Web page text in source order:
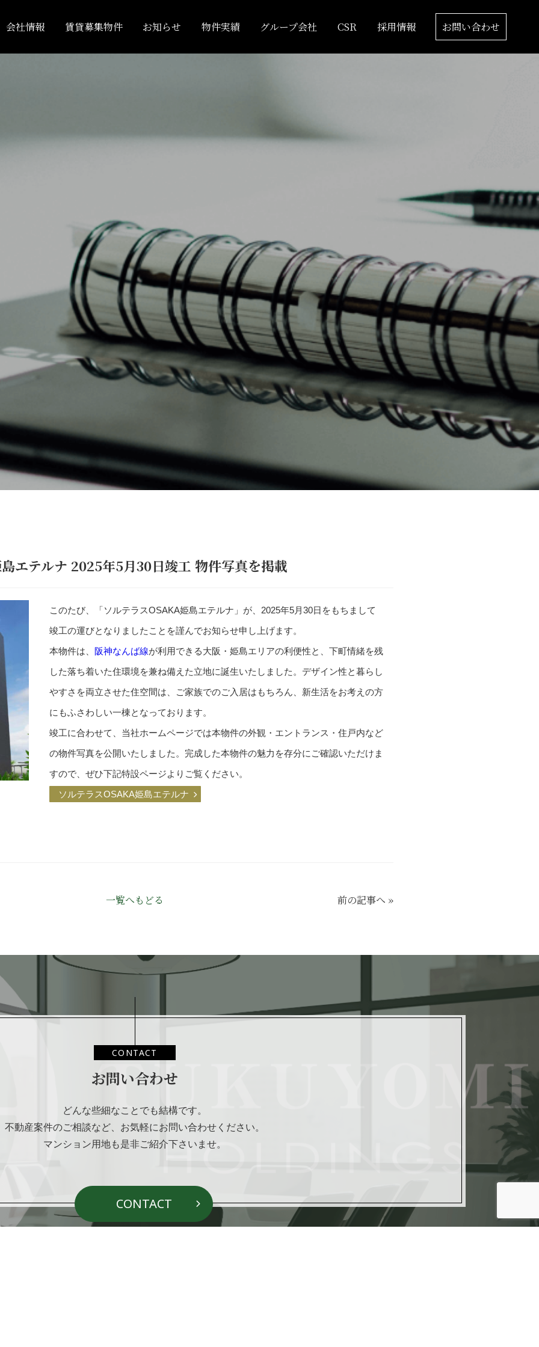
会社情報 賃貸募集物件 お知らせ 物件実績 グループ会社 CSR 採用情報 お問い合わせ
エテルナ 2025年5月30日竣工 物件写真を掲載
このたび、「ソルテラスOSAKA姫島エテルナ」が、2025年5月30日をもちまして
竣工の運びとなりましたことを謹んでお知らせ申し上げます。
本物件は、 阪神なんば線が利用できる大阪・姫島エリアの利便性と、下町情緒を残
した落ち着いた住環境を兼ね備えた立地に誕生いたしました。デザイン性と暮らし
やすさを両立させた住空間は、ご家族でのご入居はもちろん、新生活をお考えの方
にもふさわしい一棟となっております。
竣工に合わせて、当社ホームページでは本物件の外観・エントランス・住戸内など
の物件写真を公開いたしました。完成した本物件の魅力を存分にご確認いただけま
すので、ぜひ下記特設ページよりご覧ください。
ソルテラスOSAKA姫島エテルナ
一覧へもどる 前の記事へ »
CONTACT
お問い合わせ
どんな些細なことでも結構です。
不動産案件のご相談など、 お気軽にお問い合わせください。
マンション用地も是非ご紹介下さいませ。
CONTACT